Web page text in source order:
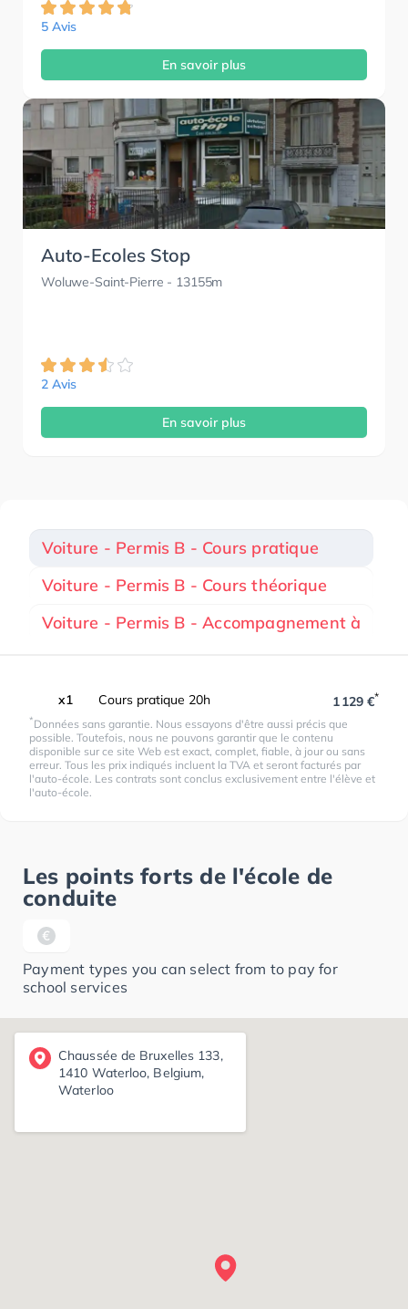
5 Avis
En savoir plus
Auto-Ecoles Stop
Woluwe-Saint-Pierre - 13155m
2 Avis
En savoir plus
Voiture - Permis B - Cours pratique
Voiture - Permis B - Cours théorique
Voiture - Permis B - Accompagnement à
x1 Cours pratique 20h 1 129 €*
*Données sans garantie. Nous essayons d'être aussi précis que
possible. Toutefois, nous ne pouvons garantir que le contenu
disponible sur ce site Web est exact, complet, fiable, à jour ou sans
erreur. Tous les prix indiqués incluent la TVA et seront facturés par
l'auto-école. Les contrats sont conclus exclusivement entre l'élève et
l'auto-école.
Les points forts de l'école de
conduite
Payment types you can select from to pay for
school services
Chaussée de Bruxelles 133,
1410 Waterloo, Belgium,
Waterloo